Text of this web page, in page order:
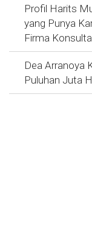
Profil Harits
yang Punya
Firma
Dea Arranoya
Puluhan Juta